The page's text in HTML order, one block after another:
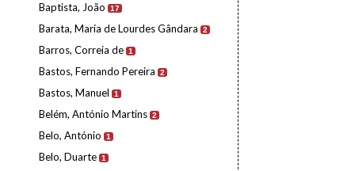
Baptista, João 17
Barata, Maria de Lourdes Gândara 2
Barros, Correia de 1
Bastos, Fernando Pereira 2
Bastos, Manuel 1
Belém, António Martins 2
Belo, António 1
Belo, Duarte 1